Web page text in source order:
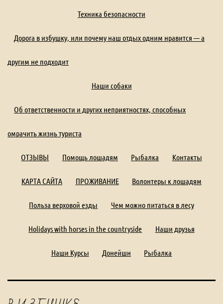
Техника безопасности
Дорога в избушку, или почему наш отдых одним нравится — а
другим не подходит
Наши собаки
Об ответственности и других неприятностях, способных
омрачить жизнь туриста
ОТЗЫВЫ Помощь лошадям Рыбалка Контакты
КАРТА САЙТА ПРОЖИВАНИЕ Волонтеры к лошадям
Польза верховой езды Чем можно питаться в лесу
Holidays with horses in the countryside Наши друзья
Наши Курсы Донейшн Рыбалка